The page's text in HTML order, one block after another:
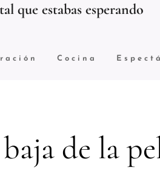
que estabas esperando
Cocina
de la